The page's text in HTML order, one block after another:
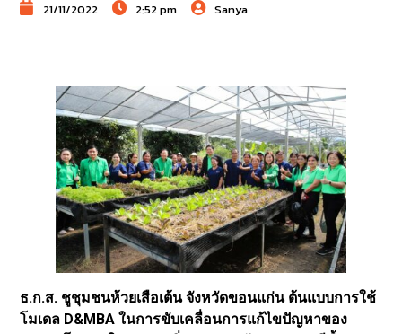
21/11/2022 2:52 pm Sanya
ธ.ก.ส. ชูชุมชนห้วยเสือเต้น จังหวัดขอนแก่น ต้นแบบการใช้
โมเดล D&MBA ในการขับเคลื่อนการแก้ไขปัญหาของ